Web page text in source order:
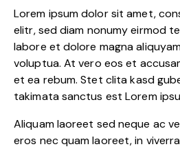
Lorem ipsum dolor sit amet,
elitr, sed diam nonumy eirmod
labore et dolore magna
voluptua. At vero eos et
et ea rebum. Stet clita kasd
takimata sanctus est Lorem
Aliquam laoreet sed neque ac
eros nec quam laoreet, in